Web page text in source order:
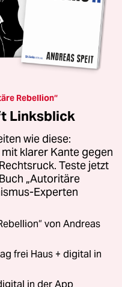
Rebellion“
Linksblick
wie diese:
klarer Kante gegen
Teste jetzt
„Autoritäre
Experten
von Andreas
frei Haus + digital in
in der App